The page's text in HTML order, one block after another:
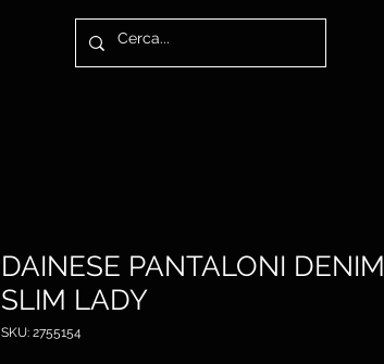
DAINESE PANTALONI DENIM
SLIM LADY
SKU: 2755154